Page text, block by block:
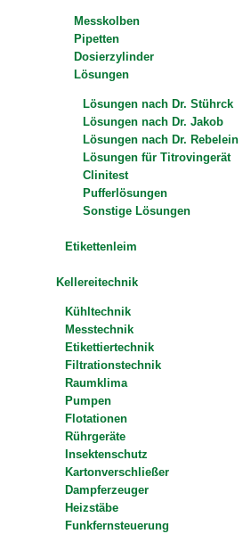
Messkolben
Pipetten
Dosierzylinder
Lösungen
Lösungen nach Dr. Stührck
Lösungen nach Dr. Jakob
Lösungen nach Dr. Rebelein
Lösungen für Titrovingerät
Clinitest
Pufferlösungen
Sonstige Lösungen
Etikettenleim
Kellereitechnik
Kühltechnik
Messtechnik
Etikettiertechnik
Filtrationstechnik
Raumklima
Pumpen
Flotationen
Rührgeräte
Insektenschutz
Kartonverschließer
Dampferzeuger
Heizstäbe
Funkfernsteuerung